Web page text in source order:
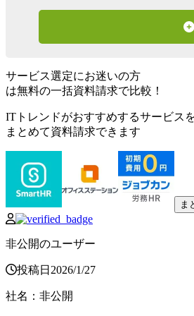
サービス選定にお迷いの方
は無料の一括資料請求で比較！
ITトレンドがおすすめするサービス
まとめて資料請求できます
ま
非公開のユーザー
投稿日 2026/1/27
社名 ： 非公開